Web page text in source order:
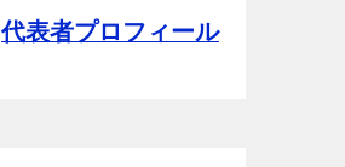
代表者プロフィール